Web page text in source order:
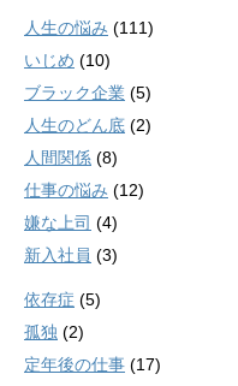
人生の悩み (111)
いじめ (10)
ブラック企業 (5)
人生のどん底 (2)
人間関係 (8)
仕事の悩み (12)
嫌な上司 (4)
新入社員 (3)
依存症 (5)
孤独 (2)
定年後の仕事 (17)